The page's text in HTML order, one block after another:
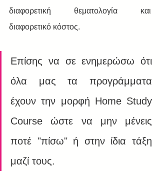
διαφορετική θεματολογία και
διαφορετικό κόστος.
Επίσης να σε ενημερώσω ότι
όλα μας τα προγράμματα
έχουν την μορφή Home Study
Course ώστε να μην μένεις
ποτέ "πίσω" ή στην ίδια τάξη
μαζί τους.